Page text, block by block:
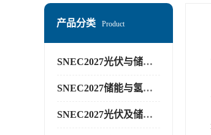
产品分类 Product
SNEC2027光伏与储能展
SNEC2027储能与氢能展
SNEC2027光伏及储能展